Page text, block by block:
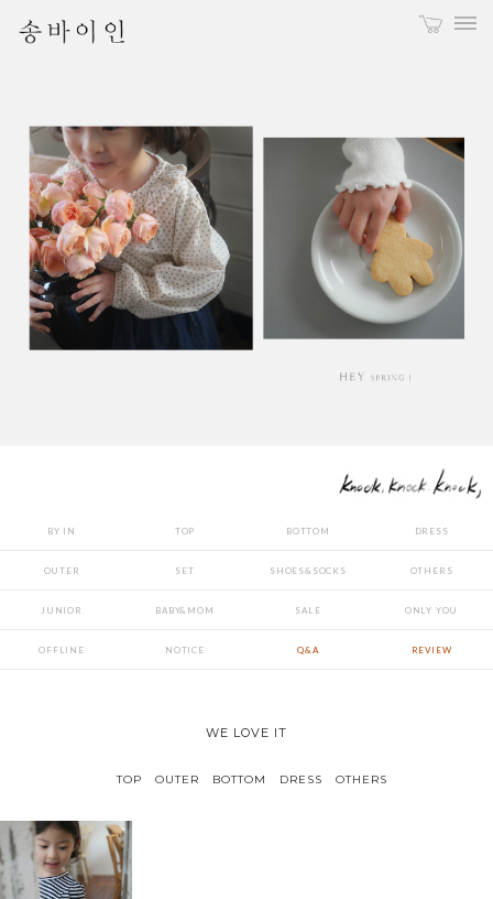
BY IN TOP BOTTOM DRESS
OUTER SET SHOES&SOCKS OTHERS
JUNIOR BABY&MOM SALE ONLY YOU
OFFLINE NOTICE Q&A REVIEW
WE LOVE IT
TOP OUTER BOTTOM DRESS OTHERS